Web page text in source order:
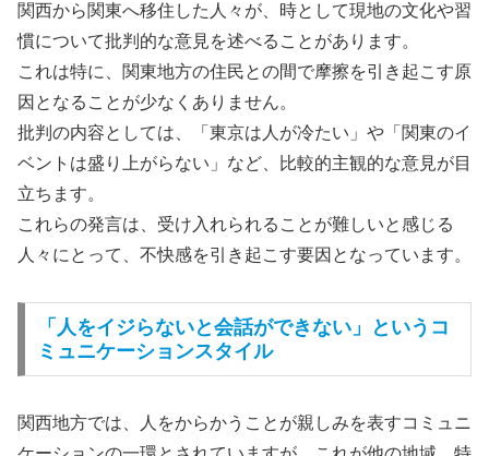
関西から関東へ移住した人々が、時として現地の文化や習
慣について批判的な意見を述べることがあります。
これは特に、関東地方の住民との間で摩擦を引き起こす原
因となることが少なくありません。
批判の内容としては、「東京は人が冷たい」や「関東のイ
ベントは盛り上がらない」など、比較的主観的な意見が目
立ちます。
これらの発言は、受け入れられることが難しいと感じる
人々にとって、不快感を引き起こす要因となっています。
「人をイジらないと会話ができない」というコ
ミュニケーションスタイル
関西地方では、人をからかうことが親しみを表すコミュニ